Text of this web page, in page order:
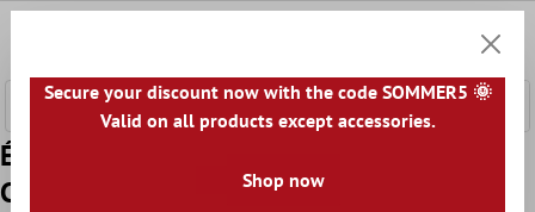
Panier
Échantillon Carrelage Mosaïque Céramique
Cristianos
Secure your discount now with the code SOMMER5 🌞
Valid on all products except accessories.
Shop now